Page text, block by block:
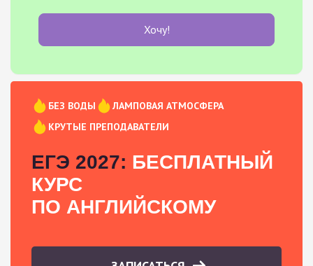
Хочу!
БЕЗ ВОДЫ
ЛАМПОВАЯ АТМОСФЕРА
КРУТЫЕ ПРЕПОДАВАТЕЛИ
ЕГЭ 2027: БЕСПЛАТНЫЙ
КУРС
ПО АНГЛИЙСКОМУ